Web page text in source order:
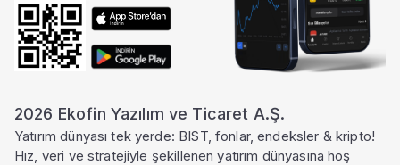
2026 Ekofin Yazılım ve Ticaret A.Ş.
Yatırım dünyası tek yerde: BIST, fonlar, endeksler & kripto!
Hız, veri ve stratejiyle şekillenen yatırım dünyasına hoş